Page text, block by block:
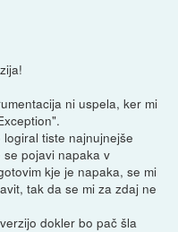
ni uspela, ker mi
tiste najnujnejše
pojavi napaka v
kje je napaka, se mi
tak da se mi za zdaj ne
dokler bo pač šla